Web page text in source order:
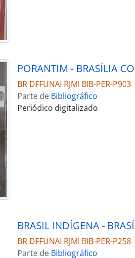
BR DFFUNAI RJMI BIB-PER-P903
Parte de Bibliográfico
Periódico digitalizado
BR DFFUNAI RJMI BIB-PER-P258
Parte de Bibliográfico